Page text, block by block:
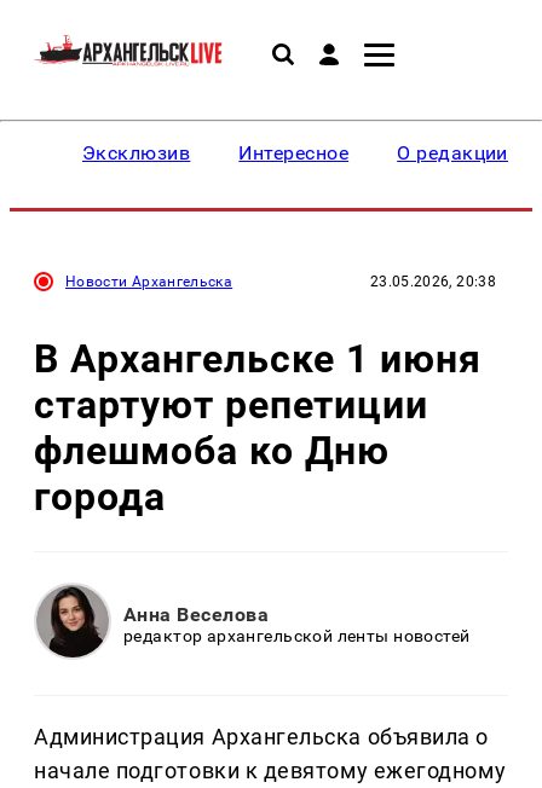
Эксклюзив Интересное О редакции
Новости Архангельска 23.05.2026, 20:38
В Архангельске 1 июня
стартуют репетиции
флешмоба ко Дню
города
Анна Веселова
редактор архангельской ленты новостей
Администрация Архангельска объявила о
начале подготовки к девятому ежегодному